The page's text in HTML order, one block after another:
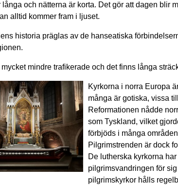
långa och nätterna är korta. Det gör att dagen blir
alltid kommer fram i ljuset.
historia präglas av de hanseatiska
mindre trafikerade och det finns långa
Kyrkorna i norra Europa
många är gotiska, vissa
Reformationen nådde
som Tyskland, vilket
förbjöds i många
Pilgrimstrenden är dock
De lutherska kyrkorna
pilgrimsvandringen för
pilgrimskyrkor hålls